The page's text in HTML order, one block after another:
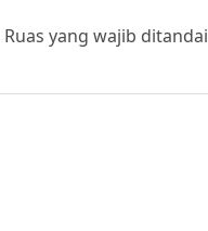
Ruas yang wajib ditandai